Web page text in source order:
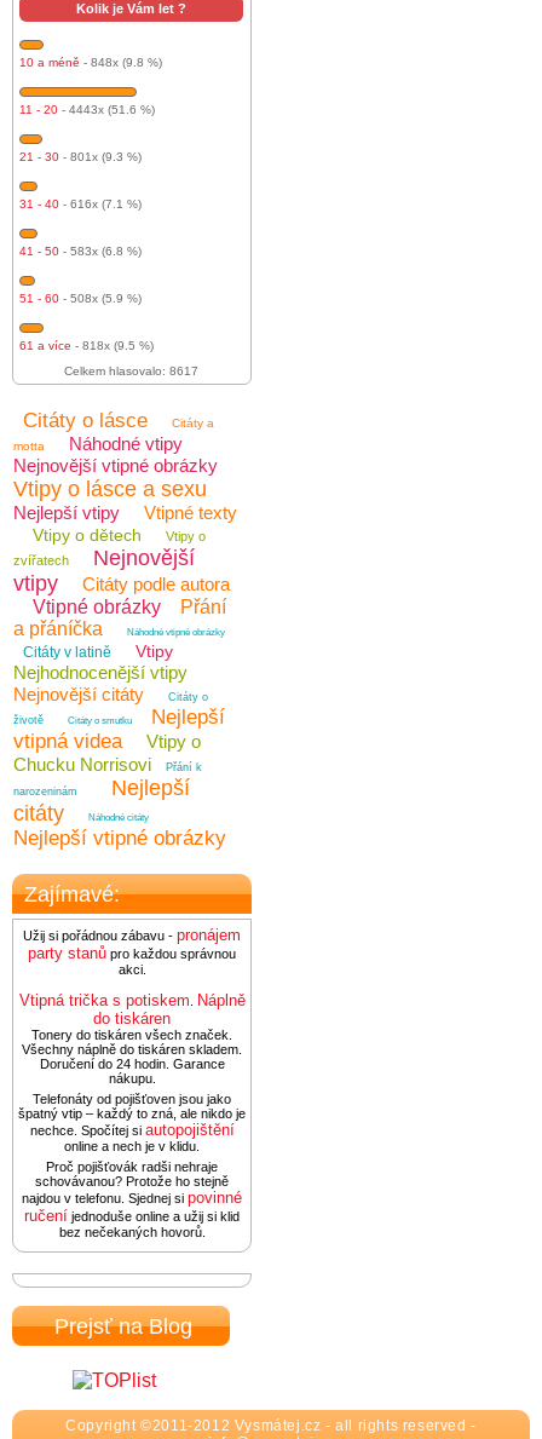
Kolik je Vám let ?
10 a méně - 848x (9.8 %)
11 - 20 - 4443x (51.6 %)
21 - 30 - 801x (9.3 %)
31 - 40 - 616x (7.1 %)
41 - 50 - 583x (6.8 %)
51 - 60 - 508x (5.9 %)
61 a více - 818x (9.5 %)
Celkem hlasovalo: 8617
Citáty o lásce
Citáty a
motta
Náhodné vtipy
Nejnovější vtipné obrázky
Vtipy o lásce a sexu
Nejlepší vtipy Vtipné texty
Vtipy o dětech
Vtipy o
zvířatech
Nejnovější
vtipy
Citáty podle autora
Vtipné obrázky
Přání
a přáníčka
Náhodné vtipné obrázky
Citáty v latině Vtipy
Nejhodnocenější vtipy
Nejnovější citáty
Citáty o
životě
Citáty o smutku
Nejlepší
vtipná videa
Vtipy o
Chucku Norrisovi
Přání k
narozeninám
Nejlepší
citáty
Náhodné citáty
Nejlepší vtipné obrázky
Zajímavé:
Užij si pořádnou zábavu - pronájem
party stanů pro každou správnou
akci.
Vtipná trička s potiskem Náplně
do tiskáren
Tonery do tiskáren všech značek.
Všechny náplně do tiskáren skladem.
Doručení do 24 hodin. Garance
nákupu.
Telefonáty od pojišťoven jsou jako
špatný vtip – každý to zná, ale nikdo je
nechce. Spočítej si autopojištění
online a nech je v klidu.
Proč pojišťovák radši nehraje
schovávanou? Protože ho stejně
najdou v telefonu. Sjednej si povinné
ručení jednoduše online a užij si klid
bez nečekaných hovorů.
Prejsť na Blog
Copyright ©2011-2012 Vysmátej.cz - all rights reserved -